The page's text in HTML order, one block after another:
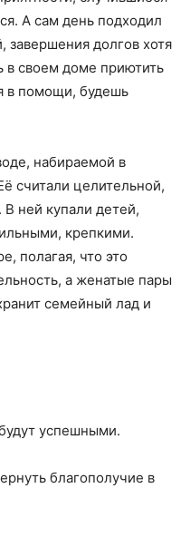
А сам день подходил
завершения долгов хотя
в своем доме приютить
в помощи, будешь
набираемой в
считали целительной,
ней купали детей,
крепкими.
полагая, что это
а женатые пары
семейный лад и
успешными.
благополучие в